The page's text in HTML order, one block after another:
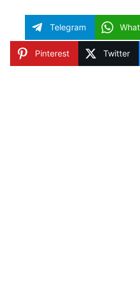
Telegram
Pinterest Twitter